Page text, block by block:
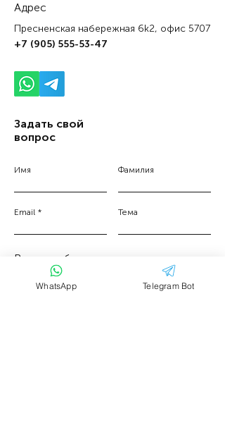
Адрес
Пресненская набережная 6k2, офис 5707
+7 (905) 555-53-47
Задать свой
вопрос
Имя Фамилия
Email Тема
Ваше сообщение....
WhatsApp Telegram Bot